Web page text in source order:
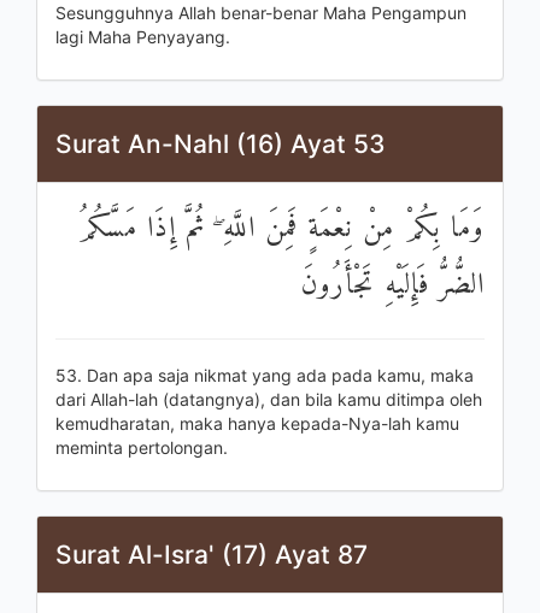
Sesungguhnya Allah benar-benar Maha Pengampun
lagi Maha Penyayang.
Surat An-Nahl (16) Ayat 53
وَمَا بِكُمْ مِنْ نِعْمَةٍ فَمِنَ اللَّهِ ۖ ثُمَّ إِذَا مَسَّكُمُ
الضُّرُّ فَإِلَيْهِ تَجْأَرُونَ
53. Dan apa saja nikmat yang ada pada kamu, maka
dari Allah-lah (datangnya), dan bila kamu ditimpa oleh
kemudharatan, maka hanya kepada-Nya-lah kamu
meminta pertolongan.
Surat Al-Isra' (17) Ayat 87